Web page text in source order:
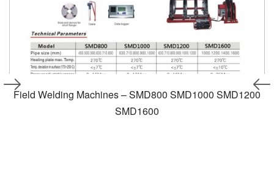
Field Welding Machines – SMD800 SMD1000 SMD1200
SMD1600